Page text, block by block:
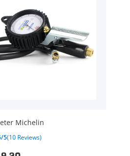
Michelin
5(10 Reviews)